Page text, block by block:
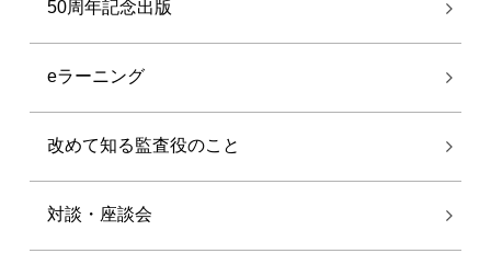
50周年記念出版
eラーニング
改めて知る監査役のこと
対談・座談会